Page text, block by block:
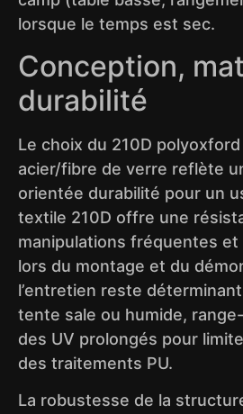
lorsque le temps est sec.
Conception,
durabilité
Le choix du 210D
acier/fibre de verre reflète
orientée durabilité pour un
textile 210D offre une
manipulations fréquentes
lors du montage et du
l’entretien reste
tente sale ou humide,
des UV prolongés pour
des traitements PU.
La robustesse de la